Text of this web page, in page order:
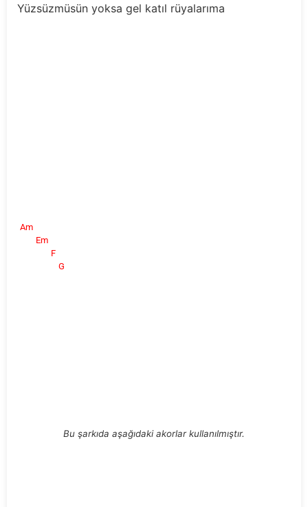
Yüzsüzmüsün yoksa gel katıl rüyalarıma
Am
Em
F
G
Bu şarkıda aşağıdaki akorlar kullanılmıştır.